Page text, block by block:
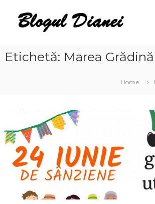
content
Blogul
Dianei
opinie,
călătorii
Etichetă: Marea
Home